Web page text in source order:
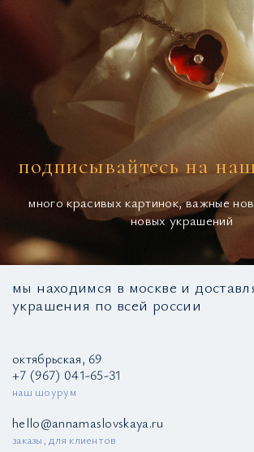
подписывайтесь на
много красивых картинок, важные
новых украшений
мы находимся в москве и
украшения по всей россии
октябрьская, 69
+7 (967) 041-65-31
наш шоурум
hello@annamaslovskaya.ru
заказы, для клиентов